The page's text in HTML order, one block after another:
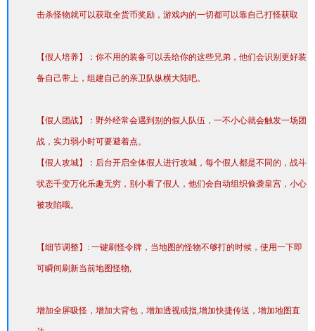
击杀怪物就可以获取全货币奖励，游戏内的一切都可以靠自己打怪获取
【假人培养】：你不用的装备可以丢给你的这些兄弟，他们会识别更好装
备自己带上，组建自己的亲卫队纵横大陆吧。
【假人团战】：野外经常会遇到别的假人队伍，一不小心就会触发一场团
战，实力弱小时可要避着点。
【假人攻城】：后台开启全体假人进行攻城，每个假人都是不同的，战斗
状态千变万化乐趣无穷，别小看了假人，他们会自动组织偷袭皇宫，小心
被攻陷哦。
【细节调整】: 一键刷怪令牌，当地图的怪物不够打的时候，使用一下即
可瞬间刷新当前地图怪物,
增加全屏吸怪，增加大背包，增加透视戒指,增加快捷传送，增加地图直